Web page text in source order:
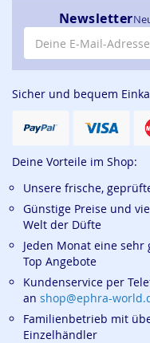
Newsletter
E-Mail-Adresse
Sicher und bequem
Deine Vorteile im Shop:
Unsere frische,
Günstige Preise und
Welt der Düfte
Jeden Monat eine
Top Angebote
Kundenservice per
an shop@ephra-
Familienbetrieb mit
Einzelhändler